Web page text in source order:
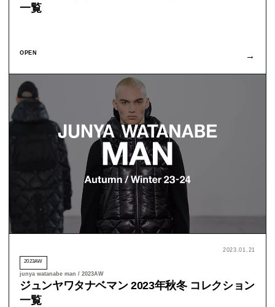
一覧
OPEN →
2023.01.21
2023AW
junya watanabe man / 2023AW
ジュンヤワタナベマン 2023年秋冬 コレクション
一覧